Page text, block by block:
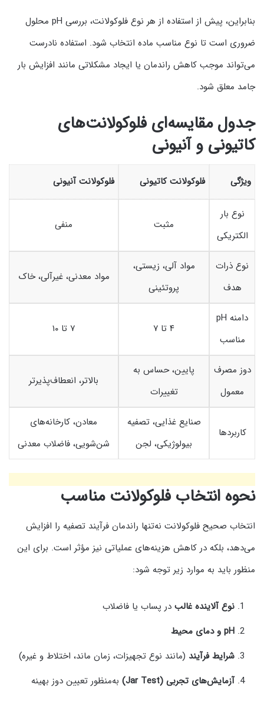
بنابراین، پیش از استفاده از هر نوع فلوکولانت، بررسی pH محلول
ضروری است تا نوع مناسب ماده انتخاب شود. استفاده نادرست
می‌تواند موجب کاهش راندمان یا ایجاد مشکلاتی مانند افزایش بار
جامد معلق شود.
جدول مقایسه‌ای فلوکولانت‌های
کاتیونی و آنیونی
ویژگی فلوکولانت کاتیونی فلوکولانت آنیونی
نوع بار
الکتریکی
مثبت منفی
نوع ذرات
هدف
مواد آلی، زیستی،
پروتئینی
مواد معدنی، غیرآلی، خاک
دامنه pH
مناسب
۴ تا ۷ ۷ تا ۱۰
دوز مصرف
معمول
پایین، حساس به
تغییرات
بالاتر، انعطاف‌پذیرتر
کاربردها
صنایع غذایی، تصفیه
بیولوژیکی، لجن
معادن، کارخانه‌های
شن‌شویی، فاضلاب معدنی
نحوه انتخاب فلوکولانت مناسب
انتخاب صحیح فلوکولانت نه‌تنها راندمان فرآیند تصفیه را افزایش
می‌دهد، بلکه در کاهش هزینه‌های عملیاتی نیز مؤثر است. برای این
منظور باید به موارد زیر توجه شود:
نوع آلاینده غالب در پساب یا فاضلاب
pH و دمای محیط
شرایط فرآیند (مانند نوع تجهیزات، زمان ماند، اختلاط و غیره)
آزمایش‌های تجربی (Jar Test)
به‌منظور تعیین دوز بهینه